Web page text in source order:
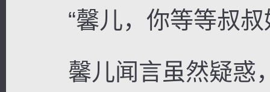
“馨儿，你等等叔叔
馨儿闻言虽然疑惑